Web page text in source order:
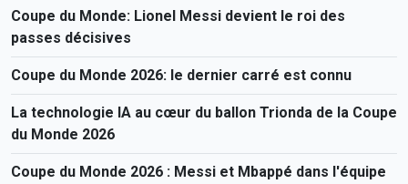
Coupe du Monde: Lionel Messi devient le roi des
passes décisives
Coupe du Monde 2026: le dernier carré est connu
La technologie IA au cœur du ballon Trionda de la Coupe
du Monde 2026
Coupe du Monde 2026 : Messi et Mbappé dans l'équipe